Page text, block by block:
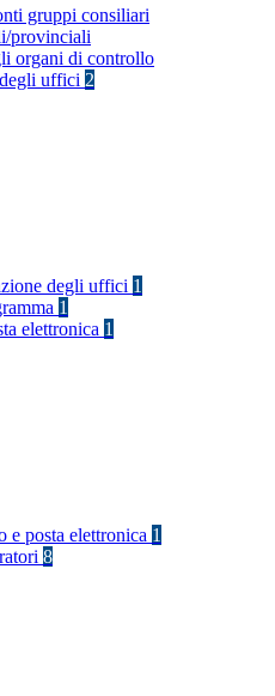
gruppi consiliari
provinciali
organi di controllo
uffici 2
degli uffici 1
1
elettronica 1
e posta elettronica 1
8